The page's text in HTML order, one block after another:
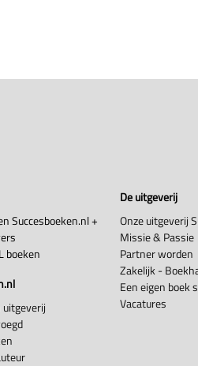
Succesboeken.nl +
boeken
uitgeverij
De uitgeverij
Onze uitgeverij
Missie & Passie
Partner worden
Zakelijk -
Een eigen boek
Vacatures